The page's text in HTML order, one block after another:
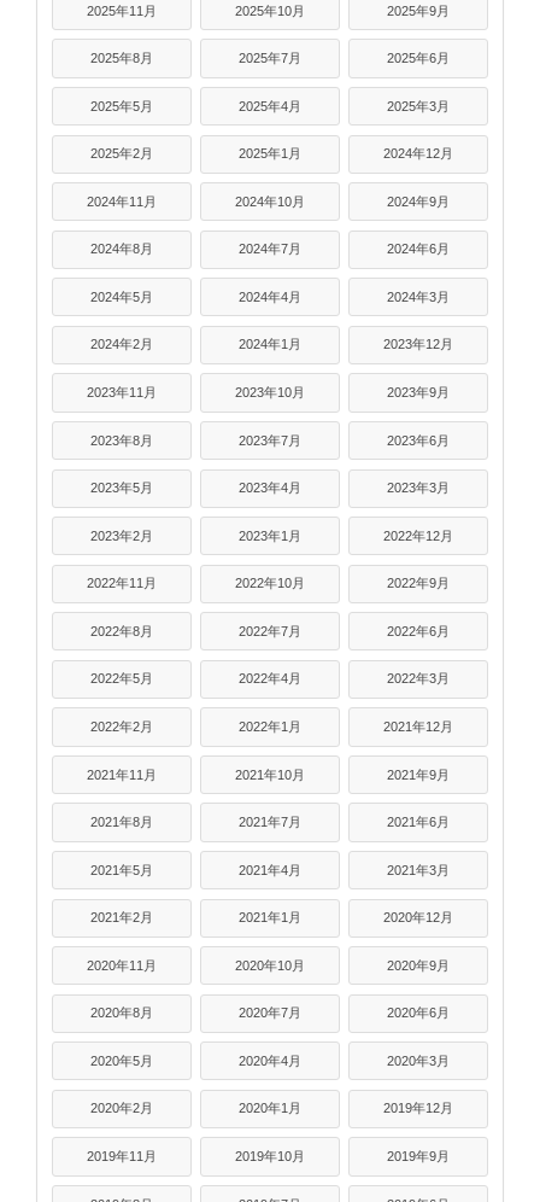
2025年11月 2025年10月 2025年9月
2025年8月 2025年7月 2025年6月
2025年5月 2025年4月 2025年3月
2025年2月 2025年1月 2024年12月
2024年11月 2024年10月 2024年9月
2024年8月 2024年7月 2024年6月
2024年5月 2024年4月 2024年3月
2024年2月 2024年1月 2023年12月
2023年11月 2023年10月 2023年9月
2023年8月 2023年7月 2023年6月
2023年5月 2023年4月 2023年3月
2023年2月 2023年1月 2022年12月
2022年11月 2022年10月 2022年9月
2022年8月 2022年7月 2022年6月
2022年5月 2022年4月 2022年3月
2022年2月 2022年1月 2021年12月
2021年11月 2021年10月 2021年9月
2021年8月 2021年7月 2021年6月
2021年5月 2021年4月 2021年3月
2021年2月 2021年1月 2020年12月
2020年11月 2020年10月 2020年9月
2020年8月 2020年7月 2020年6月
2020年5月 2020年4月 2020年3月
2020年2月 2020年1月 2019年12月
2019年11月 2019年10月 2019年9月